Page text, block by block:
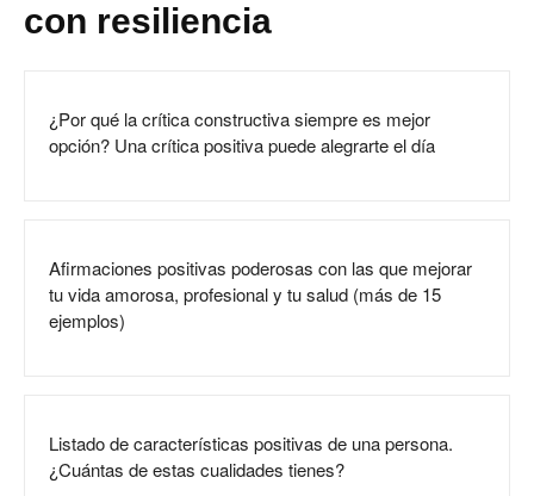
con resiliencia
¿Por qué la crítica constructiva siempre es mejor
opción? Una crítica positiva puede alegrarte el día
Afirmaciones positivas poderosas con las que mejorar
tu vida amorosa, profesional y tu salud (más de 15
ejemplos)
Listado de características positivas de una persona.
¿Cuántas de estas cualidades tienes?